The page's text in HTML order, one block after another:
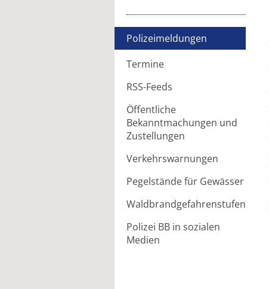
Polizeimeldungen
Termine
RSS-Feeds
Öffentliche
Bekanntmachungen und
Zustellungen
Verkehrswarnungen
Pegelstände für Gewässer
Waldbrandgefahrenstufen
Polizei BB in sozialen
Medien
Artikel weiterleiten